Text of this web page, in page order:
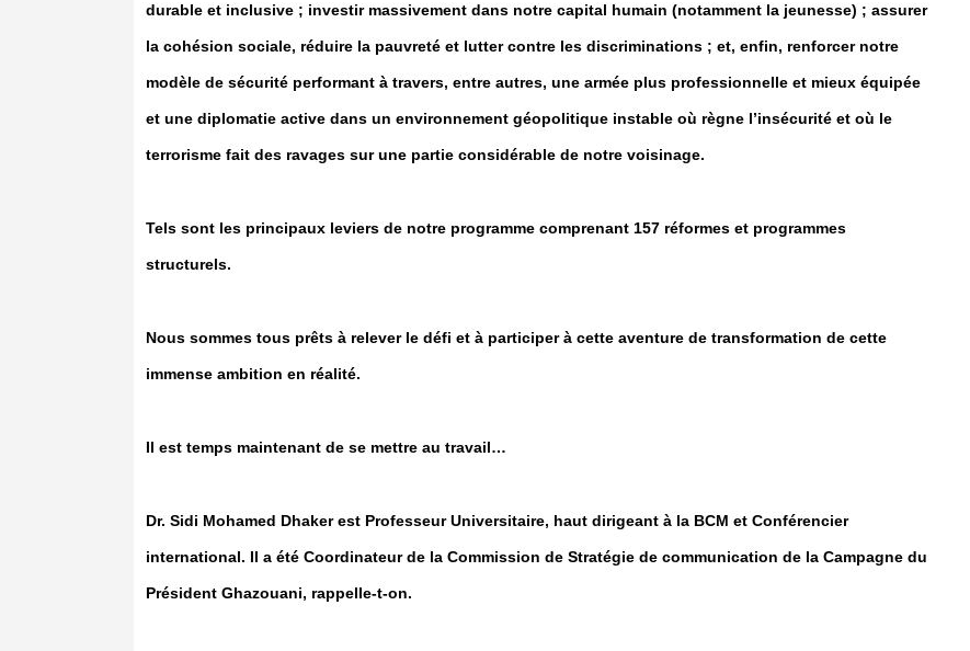
durable et inclusive ; investir massivement dans notre capital humain (notamment la jeunesse) ; assurer
la cohésion sociale, réduire la pauvreté et lutter contre les discriminations ; et, enfin, renforcer notre
modèle de sécurité performant à travers, entre autres, une armée plus professionnelle et mieux équipée
et une diplomatie active dans un environnement géopolitique instable où règne l’insécurité et où le
terrorisme fait des ravages sur une partie considérable de notre voisinage.
Tels sont les principaux leviers de notre programme comprenant 157 réformes et programmes
structurels.
Nous sommes tous prêts à relever le défi et à participer à cette aventure de transformation de cette
immense ambition en réalité.
Il est temps maintenant de se mettre au travail…
Dr. Sidi Mohamed Dhaker est Professeur Universitaire, haut dirigeant à la BCM et Conférencier
international. Il a été Coordinateur de la Commission de Stratégie de communication de la Campagne du
Président Ghazouani, rappelle-t-on.